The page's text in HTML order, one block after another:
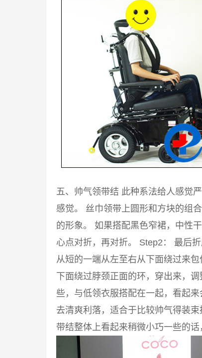
五、帅气领带结 此种系法给人感觉
感觉。 丝巾领带上圆形和方块的组
的形象。 如果搭配黑色窄裙，中性
心点对折，再对折。 Step2： 最后
从短的一端从左至右从下面绕过来
下面绕过脖颈正面的环，穿出来，
些，与低领衣服搭配在一起，看起
去清爽利落，适合于比较帅气得装
带结整体上看起来稍微小巧一些的